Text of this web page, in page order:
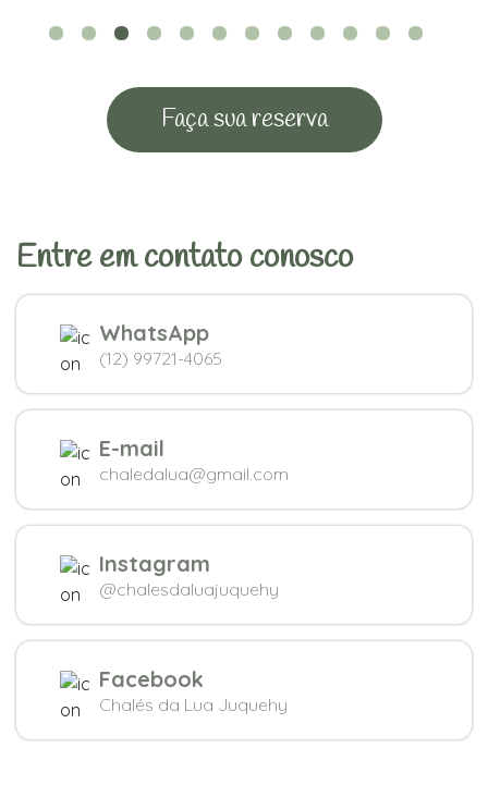
Faça sua reserva
Entre em contato conosco
WhatsApp
(12) 99721-4065
E-mail
chaledalua@gmail.com
Instagram
@chalesdaluajuquehy
Facebook
Chalés da Lua Juquehy